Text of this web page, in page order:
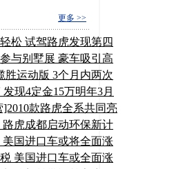
更多 >>
松 试驾路虎发现第四
与别墅展 豪车吸引高
胜运动版 3个月内两次
现4定金15万明年3月
款路虎全系共同亮
路虎成都启动环保新计
美国进口车或将全面涨
美国进口车或全面涨